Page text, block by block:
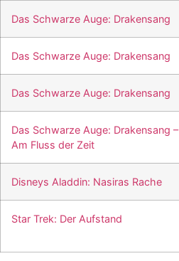
Das Schwarze Auge: Drakensang
Das Schwarze Auge: Drakensang
Das Schwarze Auge: Drakensang
Das Schwarze Auge: Drakensang –
Am Fluss der Zeit
Disneys Aladdin: Nasiras Rache
Star Trek: Der Aufstand